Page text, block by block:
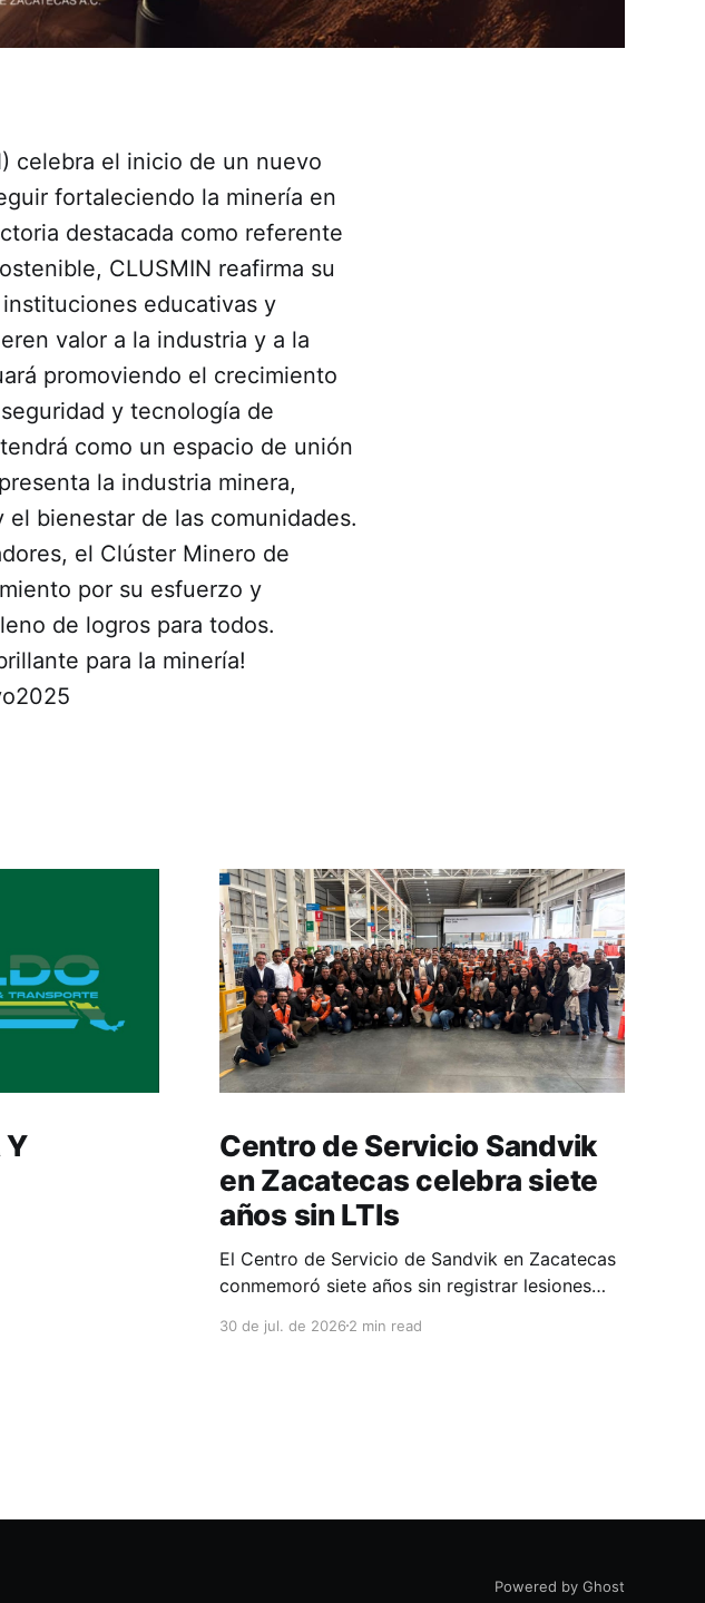
celebra el inicio de un nuevo
fortaleciendo la minería en
destacada como referente
CLUSMIN reafirma su
educativas y
valor a la industria y a la
promoviendo el crecimiento
y tecnología de
como un espacio de unión
la industria minera,
bienestar de las comunidades.
el Clúster Minero de
por su esfuerzo y
de logros para todos.
para la minería!
Y
Centro de Servicio Sandvik
en Zacatecas celebra siete
años sin LTIs
El Centro de Servicio de Sandvik en Zacatecas
conmemoró siete años sin registrar lesiones
la consolidación de una cultura de seguridad
30 de jul. de 20262 min read
Powered by Ghost